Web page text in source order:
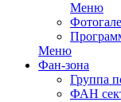
Меню
Меню
Фан-зона
Группа
ФАН